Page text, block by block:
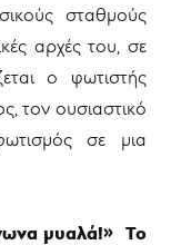
σταθμούς
αρχές του, σε
ο φωτιστής
τον ουσιαστικό
σε μια
μυαλά!» Το